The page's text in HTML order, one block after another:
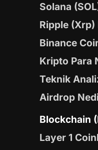
Solana
Ripple (Xrp)
Binance
Kripto Para
Teknik
Airdrop
Blockchain
Layer 1